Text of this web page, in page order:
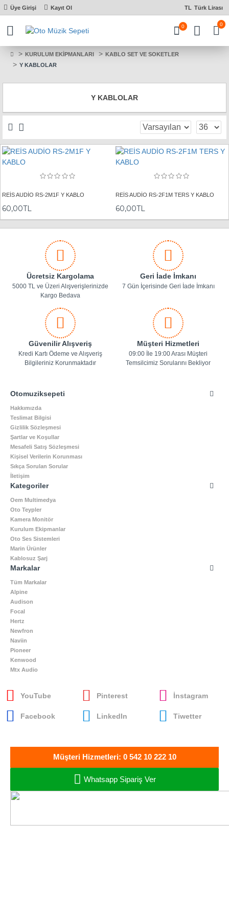
Üye Girişi Kayıt Ol TL Türk Lirası
0 0
KURULUM EKİPMANLARI
KABLO SET VE SOKETLER
Y KABLOLAR
Y KABLOLAR
REİS AUDİO RS-2M1F Y KABLO
60,00TL
REİS AUDİO RS-2F1M TERS Y KABLO
60,00TL
Ücretsiz Kargolama
5000 TL ve Üzeri Alışverişlerinizde
Kargo Bedava
Geri İade İmkanı
7 Gün İçerisinde Geri İade İmkanı
Güvenilir Alışveriş
Kredi Kartı Ödeme ve Alışveriş
Bilgileriniz Korunmaktadır
Müşteri Hizmetleri
09:00 İle 19:00 Arası Müşteri
Temsilcimiz Sorularını Bekliyor
Otomuziksepeti
Hakkımızda
Teslimat Bilgisi
Gizlilik Sözleşmesi
Şartlar ve Koşullar
Mesafeli Satış Sözleşmesi
Kişisel Verilerin Korunması
Sıkça Sorulan Sorular
İletişim
Kategoriler
Oem Multimedya
Oto Teypler
Kamera Monitör
Kurulum Ekipmanlar
Oto Ses Sistemleri
Marin Ürünler
Kablosuz Şarj
Markalar
Tüm Markalar
Alpine
Audison
Focal
Hertz
Newfron
Naviin
Pioneer
Kenwood
Mtx Audio
YouTube Pinterest İnstagram
Facebook LinkedIn Tiwetter
Müşteri Hizmetleri: 0 542 10 222 10
Whatsapp Sipariş Ver